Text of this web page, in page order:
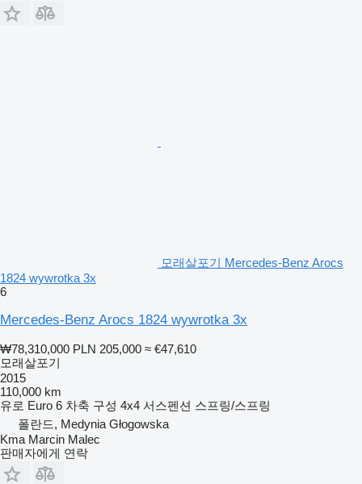
모래살포기 Mercedes-Benz Arocs
1824 wywrotka 3x
6
Mercedes-Benz Arocs 1824 wywrotka 3x
₩78,310,000 PLN 205,000 ≈ €47,610
모래살포기
2015
110,000 km
유로 Euro 6 차축 구성 4x4 서스펜션 스프링/스프링
폴란드, Medynia Głogowska
Kma Marcin Malec
판매자에게 연락